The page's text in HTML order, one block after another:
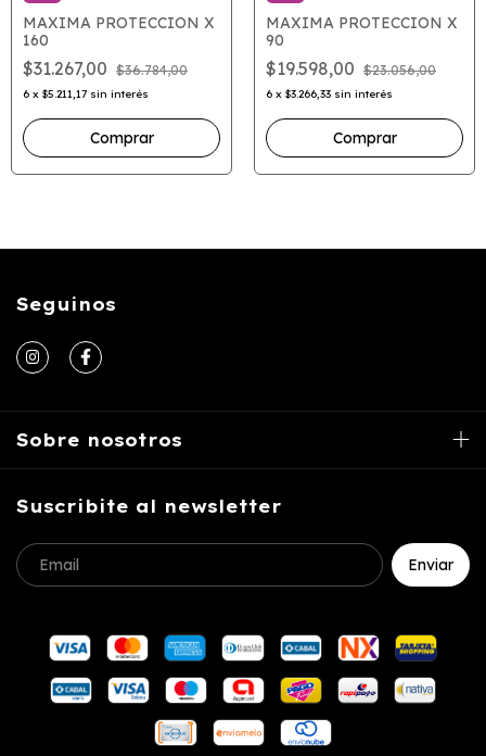
MAXIMA PROTECCION X
160
$31.267,00 $36.784,00
6 x $5.211,17 sin interés
MAXIMA PROTECCION X
90
$19.598,00 $23.056,00
6 x $3.266,33 sin interés
Seguinos
Sobre nosotros
Suscribite al newsletter